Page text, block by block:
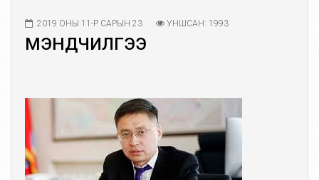
2019 ОНЫ 11-Р САРЫН 23 УНШСАН: 1993
МЭНДЧИЛГЭЭ